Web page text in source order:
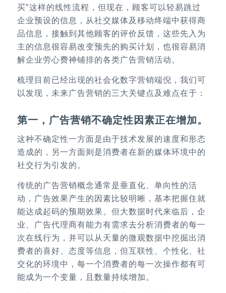
买”这样的线性流程，但现在，顾客可以轻易跳过
企业预设的信息，从社交媒体及移动终端中获得商
品信息，接触到其他顾客的评价反馈，这些先入为
主的信息很容易改变预先的购买计划，也很容易消
解企业劳心费神铺排的各类广告营销活动。
梳理目前已经出现的社会化数字营销端倪，我们可
以发现，未来广告营销的三大关键点及难点在于：
第一，广告营销不确定性因素正在增加。
这种不确定性一方面是由于技术发展的速度和形态
造成的，另一方面则是消费者在新的媒体环境中的
社交行为引发的。
传统的广告营销概念通常是垂直化、单向性的活
动，广告效果产生的因素比较明晰，基本把握住就
能达成起码的预期效果。但大数据时代来临后，企
业、广告代理商有能力有需求去分析消费者的每一
次在线行为，并可以从天量的微观数据中挖掘出消
费者的喜好、态度等信息，但互联性、个性化、社
交化的环境中，每一个消费者的每一次操作都有可
能成为一个变量，且数量持续增加。